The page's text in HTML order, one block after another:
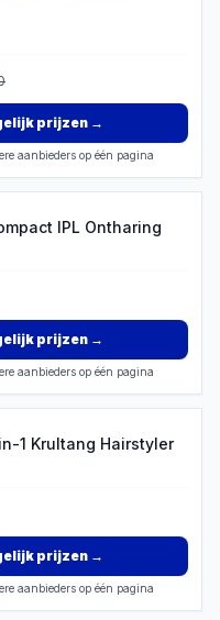
prijzen→
aanbieders op één pagina
IPL Ontharing
prijzen→
aanbieders op één pagina
1 Krultang Hairstyler
prijzen→
aanbieders op één pagina